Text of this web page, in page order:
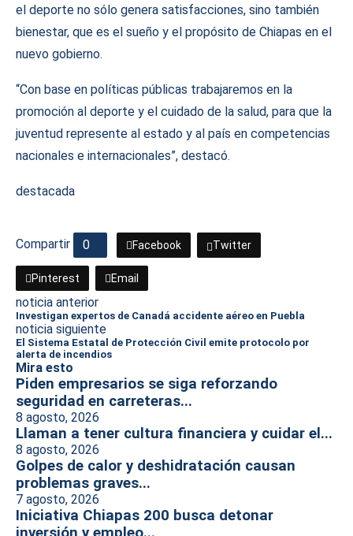
el deporte no sólo genera satisfacciones, sino también
bienestar, que es el sueño y el propósito de Chiapas en el
nuevo gobierno.
“Con base en políticas públicas trabajaremos en la
promoción al deporte y el cuidado de la salud, para que la
juventud represente al estado y al país en competencias
nacionales e internacionales”, destacó.
destacada
Compartir 0 Facebook Twitter
Pinterest Email
noticia anterior
Investigan expertos de Canadá accidente aéreo en Puebla
noticia siguiente
El Sistema Estatal de Protección Civil emite protocolo por
alerta de incendios
Mira esto
Piden empresarios se siga reforzando
seguridad en carreteras...
8 agosto, 2026
Llaman a tener cultura financiera y cuidar el...
8 agosto, 2026
Golpes de calor y deshidratación causan
problemas graves...
7 agosto, 2026
Iniciativa Chiapas 200 busca detonar